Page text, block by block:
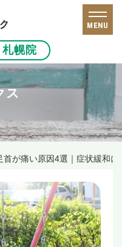
札幌院
MENU
ス
首が痛い原因4選｜症状緩和